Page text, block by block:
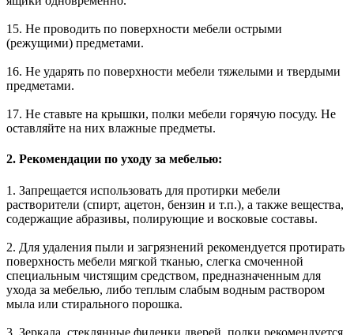
15. Не проводить по поверхности мебели острыми
(режущими) предметами.
16. Не ударять по поверхности мебели тяжелыми и твердыми
предметами.
17. Не ставьте на крышки, полки мебели горячую посуду. Не
оставляйте на них влажные предметы.
2. Рекомендации по уходу за мебелью:
1. Запрещается использовать для протирки мебели
растворители (спирт, ацетон, бензин и т.п.), а также вещества,
содержащие абразивы, полирующие и восковые составы.
2. Для удаления пыли и загрязнений рекомендуется протирать
поверхность мебели мягкой тканью, слегка смоченной
специальным чистящим средством, предназначенным для
ухода за мебелью, либо теплым слабым водным раствором
мыла или стирального порошка.
3. Зеркала, стеклянные филенки дверей, полки рекомендуется